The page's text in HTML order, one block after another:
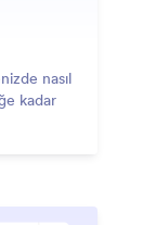
nasıl
kadar